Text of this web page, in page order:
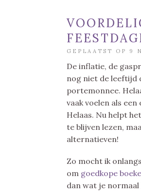
GEPLAATST OP 9
De inflatie, de
nog niet de leeftijd
portemonnee.
vaak voelen als
Helaas. Nu helpt
te blijven lezen,
alternatieven!
Zo mocht ik
om goedkope boeke
dan wat je normaal